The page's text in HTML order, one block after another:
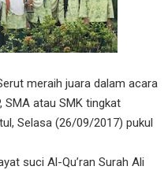
meraih juara dalam acara
SMA atau SMK tingkat
Selasa (26/09/2017) pukul
suci Al-Qu’ran Surah Ali